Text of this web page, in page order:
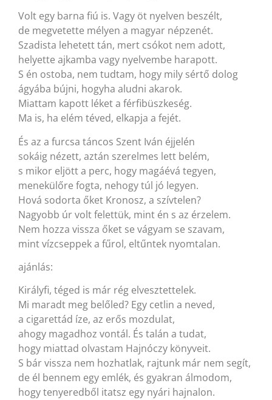
Volt egy barna fiú is. Vagy öt nyelven beszélt,
de megvetette mélyen a magyar népzenét.
Szadista lehetett tán, mert csókot nem adott,
helyette ajkamba vagy nyelvembe harapott.
S én ostoba, nem tudtam, hogy mily sértő dolog
ágyába bújni, hogyha aludni akarok.
Miattam kapott léket a férfibüszkeség.
Ma is, ha elém téved, elkapja a fejét.
És az a furcsa táncos Szent Iván éjjelén
sokáig nézett, aztán szerelmes lett belém,
s mikor eljött a perc, hogy magáévá tegyen,
menekülőre fogta, nehogy túl jó legyen.
Hová sodorta őket Kronosz, a szívtelen?
Nagyobb úr volt felettük, mint én s az érzelem.
Nem hozza vissza őket se vágyam se szavam,
mint vízcseppek a fűrol, eltűntek nyomtalan.
ajánlás:
Királyfi, téged is már rég elvesztettelek.
Mi maradt meg belőled? Egy cetlin a neved,
a cigarettád íze, az erős mozdulat,
ahogy magadhoz vontál. És talán a tudat,
hogy miattad olvastam Hajnóczy könyveit.
S bár vissza nem hozhatlak, rajtunk már nem segít,
de él bennem egy emlék, és gyakran álmodom,
hogy tenyeredből itatsz egy nyári hajnalon.